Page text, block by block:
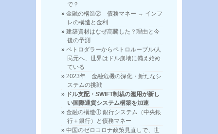
で？
金融の構造② 債務マネー → インフ
レの構造と金利
建築資材はなぜ高騰した？理由と今
後の予測
ペトロダラーからペトロルーブル/人
民元へ、世界はドル崩壊に備え始め
ている
2023年 金融危機の深化・新たなシ
ステムの挑戦
ドル支配・SWIFT制裁の濫用が新し
い国際通貨システム構築を加速
金融の構造① 銀行システム（中央銀
行＋銀行）と債務マネー
中国のゼロコロナ政策見直しで、世